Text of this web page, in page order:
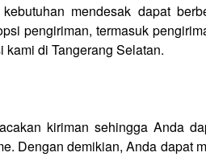
mendesak dapat
pengiriman, termasuk
di Tangerang Selatan.
kiriman sehingga Anda
Dengan demikian, Anda dapat